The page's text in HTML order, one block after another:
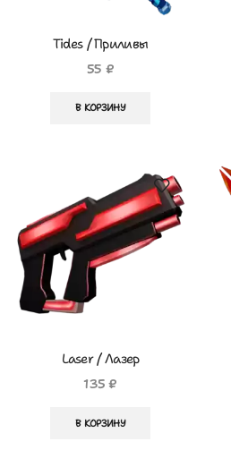
Tides / Приливы
55 ₽
В КОРЗИНУ
Laser / Лазер
135₽
В КОРЗИНУ